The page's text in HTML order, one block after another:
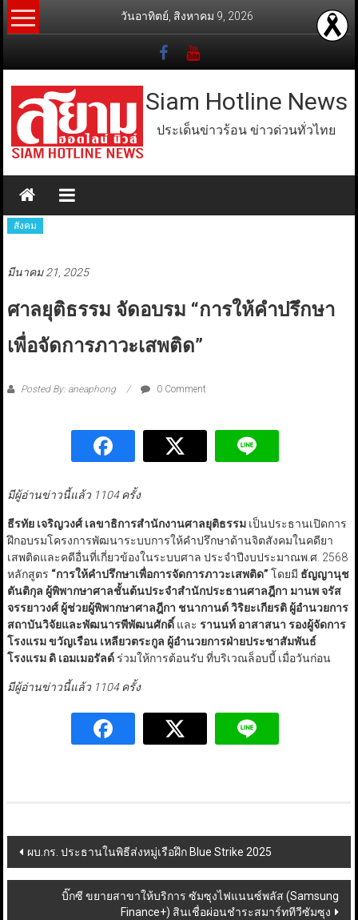
Skip
to
วันอาทิตย์, สิงหาคม 9, 2026
Siam Hotline News
ประเด็นข่าวร้อน ข่าวด่วนทั่วไทย
สังคม
มีนาคม 21, 2025
ศาลยุติธรรม จัดอบรม “การให้คำปรึกษา
เพื่อจัดการภาวะเสพติด”
Posted By: aneaphong 0 Comment
มีผู้อ่านข่าวนี้แล้ว 1104 ครั้ง
ธีรทัย เจริญวงศ์ เลขาธิการสำนักงานศาลยุติธรรมเป็นประธานเปิดการ
ฝึกอบรมโครงการพัฒนาระบบการให้คำปรึกษาด้านจิตสังคมในคดียา
เสพติดและคดีอื่นที่เกี่ยวข้องในระบบศาล ประจำปีงบประมาณพ.ศ. 2568
หลักสูตร “การให้คำปรึกษาเพื่อการจัดการภาวะเสพติด” โดยมี ธัญญานุช
ตันติกุล ผู้พิพากษาศาลชั้นต้นประจำสำนักประธานศาลฎีกา มานพ จรัส
จรรยาวงศ์ ผู้ช่วยผู้พิพากษาศาลฎีกา ชนากานต์ วิริยะเกียรติ ผู้อำนวยการ
สถาบันวิจัยและพัฒนารพีพัฒนศักดิ์ และ รานนท์ อาสาสนา รองผู้จัดการ
โรงแรม ขวัญเรือน เหลียวตระกูล ผู้อำนวยการฝ่ายประชาสัมพันธ์
โรงแรม ดิ เอมเมอรัลด์ร่วมให้การต้อนรับ ที่บริเวณล็อบบี้ เมื่อวันก่อน
มีผู้อ่านข่าวนี้แล้ว 1104 ครั้ง
Post
navigation
ผบ.กร. ประธานในพิธีส่งหมู่เรือฝึก Blue Strike 2025
บิ๊กซี ขยายสาขาให้บริการ ซัมซุงไฟแนนซ์พลัส (Samsung
Finance+) สินเชื่อผ่อนชำระสมาร์ททีวีซัมซุง